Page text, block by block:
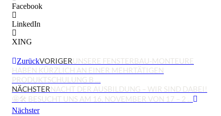
Facebook
LinkedIn
XING
ZurückVORIGERUNSERE FENSTERBAU-MONTEURE
HABEN KÜRZLICH AN EINER MEHRTÄTIGEN
PRODUKTSCHULUNG B …
NÄCHSTERNACHT DER AUSBILDUNG – WIR SIND DABEI!
🤩🛠 BESUCHT UNS AM 16. NOVEMBER VON 17 – 2 …
Nächster